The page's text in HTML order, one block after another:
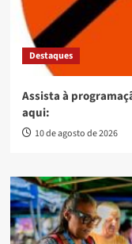
Destaques
Assista à
aqui:
10 de agosto de 2026